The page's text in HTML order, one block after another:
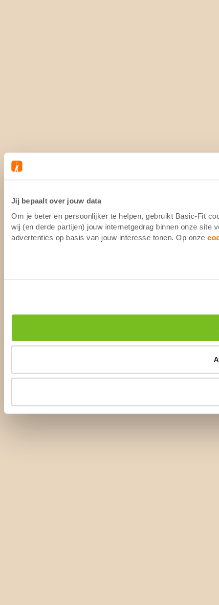
Jij bepaalt over jouw data
Om je beter en persoonlijker te helpen, gebruikt Basic-Fit
wij (en derde partijen) jouw internetgedrag binnen onze site
advertenties op basis van jouw interesse tonen. Op onze